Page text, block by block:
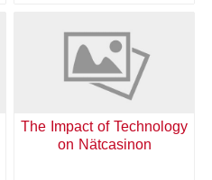
The Impact of Technology
on Nätcasinon